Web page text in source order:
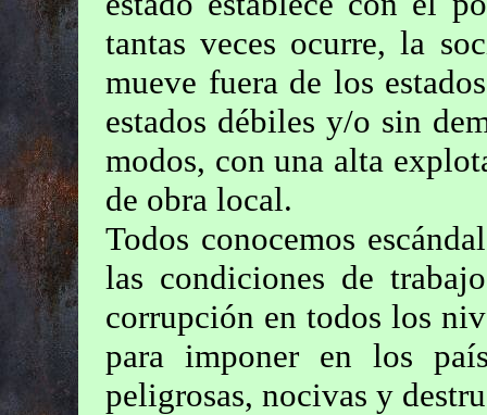
tantas veces ocurre, la
mueve fuera de los
estados débiles y/o sin
modos, con una alta
de obra local.
Todos conocemos
las condiciones de
corrupción en todos los
para imponer en los
peligrosas, nocivas y